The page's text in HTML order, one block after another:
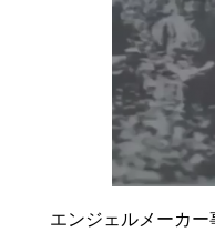
エンジェルメーカ